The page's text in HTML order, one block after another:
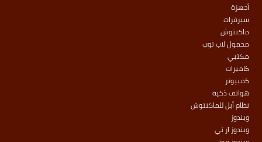
أجهزة
سيرفرات
ماكنتوش
محمول لاب توب
مكتبي
كاميرات
كمبيوتر
هواتف ذكية
نظام أبل للماكنتوش
ويندوز
ويندوز آر تي